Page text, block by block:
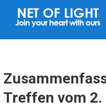
L
T
E
Treffen vom 2.